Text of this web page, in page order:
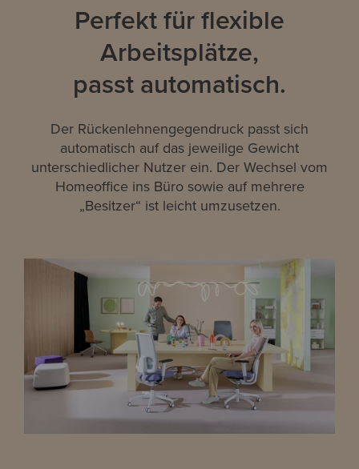
Perfekt für flexible
Arbeitsplätze,
passt automatisch.
Der Rückenlehnengegendruck passt sich
automatisch auf das jeweilige Gewicht
unterschiedlicher Nutzer ein. Der Wechsel vom
Homeoffice ins Büro sowie auf mehrere
„Besitzer“ ist leicht umzusetzen.